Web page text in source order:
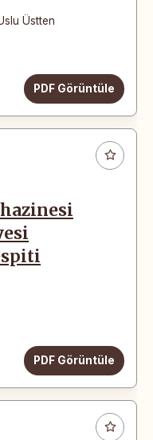
Üstten
PDF Görüntüle
PDF Görüntüle